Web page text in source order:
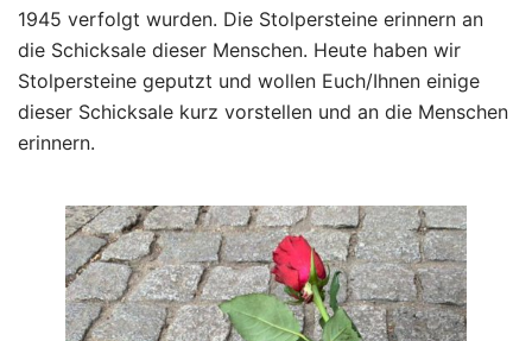
1945 verfolgt wurden. Die Stolpersteine erinnern an
die Schicksale dieser Menschen. Heute haben wir
Stolpersteine geputzt und wollen Euch/Ihnen einige
dieser Schicksale kurz vorstellen und an die Menschen
erinnern.